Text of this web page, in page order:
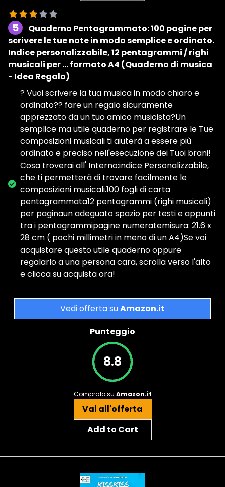
5
Quaderno Pentagrammato: 100 pagine per
scrivere le tue note in modo semplice e ordinato.
Indice personalizzabile, 12 pentagrammi / righi
musicali per ... formato A4 (Quaderno di musica
- Idea Regalo)
? Vuoi scrivere la tua musica in modo chiaro e
ordinato?? fare un regalo sicuramente
apprezzato da un tuo amico musicista?Un
semplice ma utile quaderno per registrare le Tue
composizioni musicali ti aiuterà a essere più
ordinato e preciso nell'esecuzione dei Tuoi brani!️
Cosa troverai all' Interno:indice Personalizzabile,
che ti permetterà di trovare facilmente le
composizioni musicali.100 fogli di carta
pentagrammata12 pentagrammi (righi musicali)
per paginaun adeguato spazio per testi e appunti
tra i pentagrammipagine numeratemisura: 21.6 x
28 cm ( pochi millimetri in meno di un A4)Se voi
acquistare questo utile quaderno oppure
regalarlo a una persona cara, scrolla verso l'alto
e clicca su acquista ora! ️
Vedi offerta suAmazon.it
Punteggio
8.8
Compralo su Amazon.it
Vai all'offerta
Add to Cart